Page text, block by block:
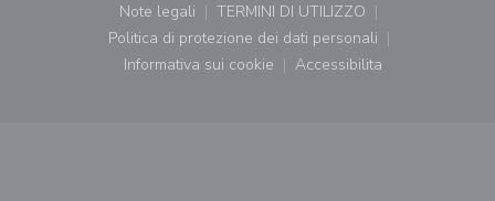
Note legali
((apre una nuova finestra))
TERMINI DI UTILIZZO
((apre una nuova finestra))
Politica di protezione dei dati personali
((apre una nuova finestra))
Informativa sui cookie
((apre una nuova finestra))
Accessibilita
((apre una nuova